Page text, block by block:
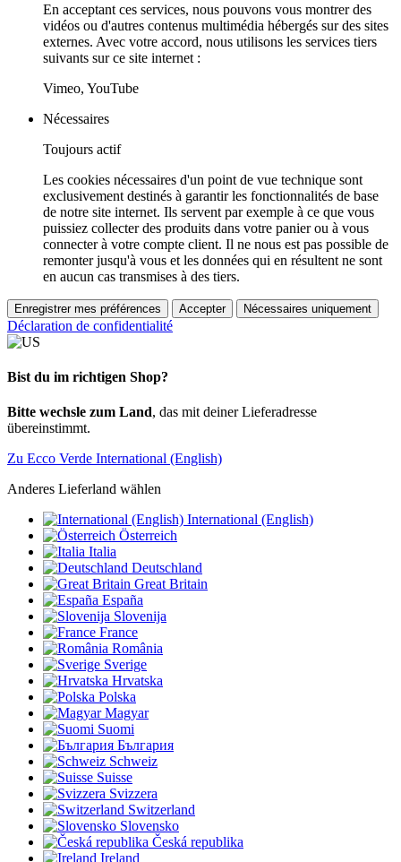
En acceptant ces services, nous pouvons vous montrer des
vidéos ou d'autres contenus multimédia hébergés sur des sites
externes. Avec votre accord, nous utilisons les services tiers
suivants sur ce site internet :
Vimeo, YouTube
Nécessaires
Toujours actif
Les cookies nécessaires d'un point de vue technique sont
exclusivement destinés à garantir les fonctionnalités de base
de notre site internet. Ils servent par exemple à ce que vous
puissiez collecter des produits dans votre panier ou à vous
connecter à votre compte client. Il ne nous est pas possible de
remonter jusqu'à vous et les données qui en résultent ne sont
en aucun cas transmises à des tiers.
Enregistrer mes préférences Accepter Nécessaires uniquement
Déclaration de confidentialité
Bist du im richtigen Shop?
Bitte wechsle zum Land, das mit deiner Lieferadresse
übereinstimmt.
Zu Ecco Verde International (English)
Anderes Lieferland wählen
International (English)
Österreich
Italia
Deutschland
Great Britain
España
Slovenija
France
România
Sverige
Hrvatska
Polska
Magyar
Suomi
България
Schweiz
Suisse
Svizzera
Switzerland
Slovensko
Česká republika
Ireland